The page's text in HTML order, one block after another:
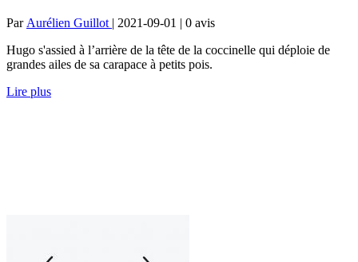
Par Aurélien Guillot | 2021-09-01 | 0 avis
Hugo s'assied à l’arrière de la tête de la coccinelle qui déploie de
grandes ailes de sa carapace à petits pois.
Lire plus